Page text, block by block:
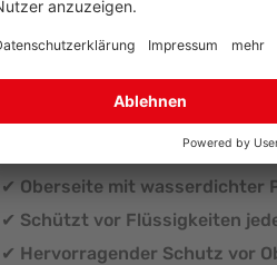
und Abdeckvlies –
– für trockene
✔ Oberseite mit wasserdichter
✔ Schützt vor Flüssigkeiten
✔ Hervorragender Schutz vor